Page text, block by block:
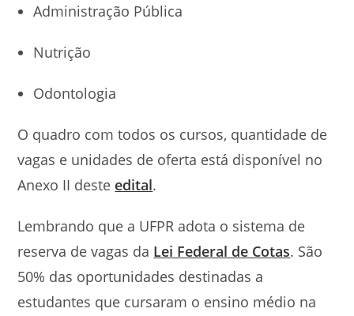
Administração Pública
Nutrição
Odontologia
O quadro com todos os cursos, quantidade de
vagas e unidades de oferta está disponível no
Anexo II deste edital.
Lembrando que a UFPR adota o sistema de
reserva de vagas da Lei Federal de Cotas. São
50% das oportunidades destinadas a
estudantes que cursaram o ensino médio na